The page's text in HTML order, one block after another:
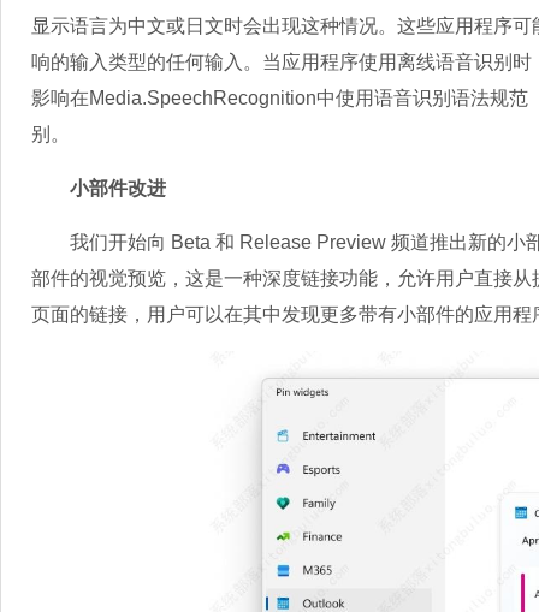
显示语言为中文或日文时会出现这种情况。这些应用程序
响的输入类型的任何输入。当应用程序使用离线语音识别
影响在Media.SpeechRecognition中使用语音识别语法规
别。
小部件改进
我们开始向 Beta 和 Release Preview 频道推出新的小
部件的视觉预览，这是一种深度链接功能，允许用户直接
页面的链接，用户可以在其中发现更多带有小部件的应用程